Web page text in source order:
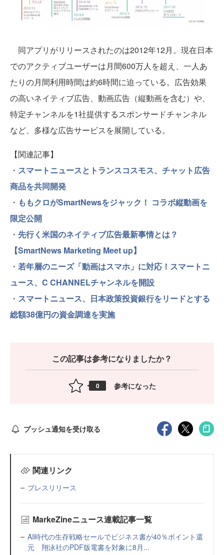
同アプリがリリースされたのは2012年12月。現在日本
でのアクティブユーザーは月間600万人を超え、一人あ
たりの月間利用時間は約6時間に迫っている。広告効果
の高いネイティブ広告、動画広告（縦動画を含む）や、
特定チャンネルを1社提供するスポンサードチャンネル
など、多様な広告サービスを展開している。
【関連記事】
・ スマートニュースとトランスコスモス、チャット広告
商品を共同開発
・ ももクロがSmartNewsをジャック！ コラボ縦動画を
限定公開
・ 先行く米国のネイティブ広告最新事情とは？
【SmartNews Marketing Meet up】
・ 若年層のニーズ「動画はスマホ」に対応！スマートニ
ュース、C CHANNELチャンネルを開設
・ スマートニュース、日本政策投資銀行をリードとする
総額38億円の資金調達を実施
この記事は参考になりましたか？
0 参考になった
プッシュ通知を受け取る
関連リンク
プレスリリース
MarkeZineニュース連載記事一覧
AI時代の生存戦略セールでビジネス書が40％ポイント還
元 翔泳社のPDF版電書を対象に8月...